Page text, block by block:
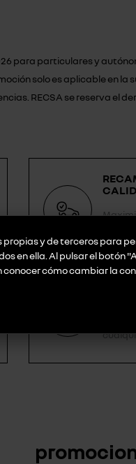
para particulares y
solo es aplicable en la
RECSA se reserva el
propias y de terceros para
en ella. Al pulsar el
conocer cómo cambiar la